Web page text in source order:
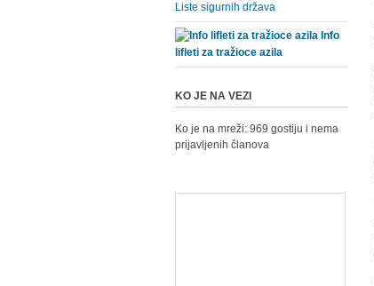
Liste sigurnih država
Info
lifleti za tražioce azila
KO JE NA VEZI
Ko je na mreži: 969 gostiju i nema
prijavljenih članova